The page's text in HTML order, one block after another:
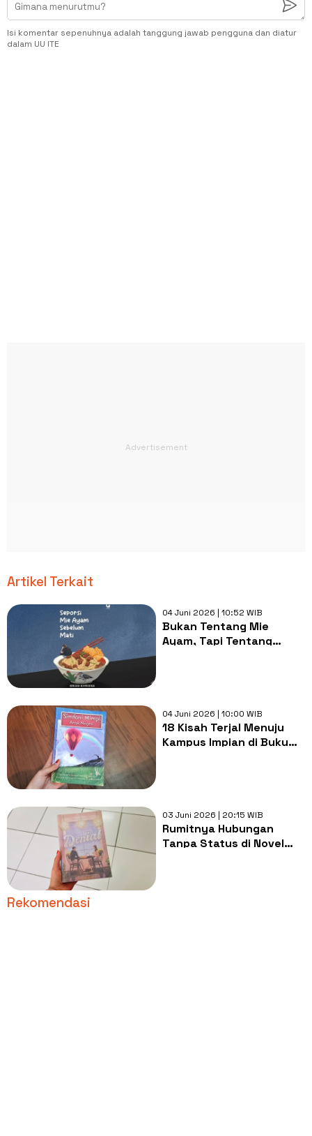
Isi komentar sepenuhnya adalah tanggung jawab pengguna dan diatur
dalam UU ITE
Artikel Terkait
04 Juni 2026 | 10:52 WIB
Bukan Tentang Mie
Ayam, Tapi Tentang
04 Juni 2026 | 10:00 WIB
18 Kisah Terjal Menuju
Kampus Impian di Buku
03 Juni 2026 | 20:15 WIB
Rumitnya Hubungan
Tanpa Status di Novel
Rekomendasi